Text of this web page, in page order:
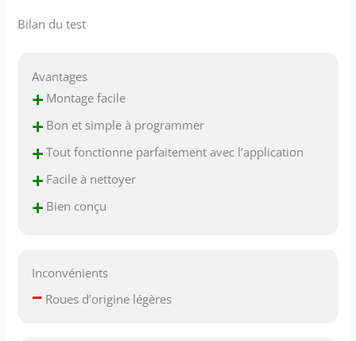
Landroid fournissent
les lames doivent être
parfaite dans les deux
Bilan du test
Avantages
+ Montage facile
+ Bon et simple à programmer
+ Tout fonctionne parfaitement avec l’application
+ Facile à nettoyer
+ Bien conçu
Inconvénients
– Roues d’origine légères